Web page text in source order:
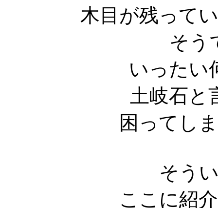
木目が残って
そう
いったい
土岐石と
困ってし
そう
ここに紹